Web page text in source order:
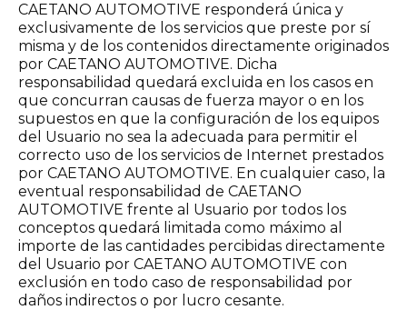
CAETANO AUTOMOTIVE responderá única y
exclusivamente de los servicios que preste por sí
misma y de los contenidos directamente originados
por CAETANO AUTOMOTIVE. Dicha
responsabilidad quedará excluida en los casos en
que concurran causas de fuerza mayor o en los
supuestos en que la configuración de los equipos
del Usuario no sea la adecuada para permitir el
correcto uso de los servicios de Internet prestados
por CAETANO AUTOMOTIVE. En cualquier caso, la
eventual responsabilidad de CAETANO
AUTOMOTIVE frente al Usuario por todos los
conceptos quedará limitada como máximo al
importe de las cantidades percibidas directamente
del Usuario por CAETANO AUTOMOTIVE con
exclusión en todo caso de responsabilidad por
daños indirectos o por lucro cesante.